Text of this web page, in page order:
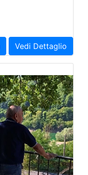
Vedi Dettaglio